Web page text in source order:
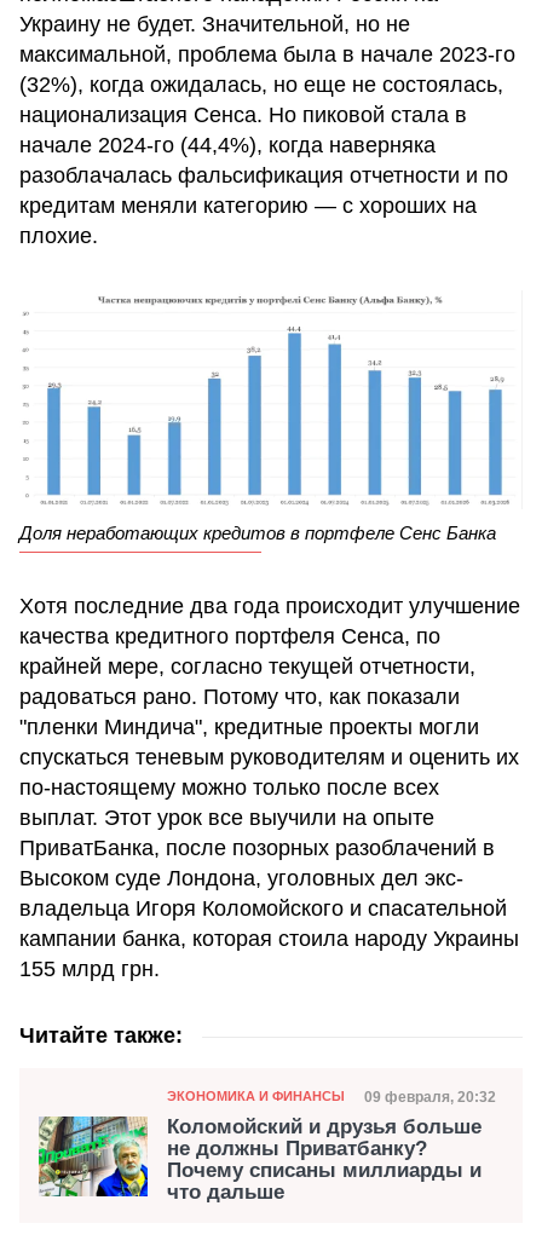
Украину не будет. Значительной, но не
максимальной, проблема была в начале 2023-го
(32%), когда ожидалась, но еще не состоялась,
национализация Сенса. Но пиковой стала в
начале 2024-го (44,4%), когда наверняка
разоблачалась фальсификация отчетности и по
кредитам меняли категорию — с хороших на
плохие.
Доля неработающих кредитов в портфеле Сенс Банка
Хотя последние два года происходит улучшение
качества кредитного портфеля Сенса, по
крайней мере, согласно текущей отчетности,
радоваться рано. Потому что, как показали
"пленки Миндича", кредитные проекты могли
спускаться теневым руководителям и оценить их
по-настоящему можно только после всех
выплат. Этот урок все выучили на опыте
ПриватБанка, после позорных разоблачений в
Высоком суде Лондона, уголовных дел экс-
владельца Игоря Коломойского и спасательной
кампании банка, которая стоила народу Украины
155 млрд грн.
Читайте также:
Категория
ЭКОНОМИКА И ФИНАНСЫ Дата публикации
09 февраля, 20:32
Коломойский и друзья больше
не должны Приватбанку?
Почему списаны миллиарды и
что дальше